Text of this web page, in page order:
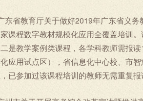
东省教育厅关于做好2019年广东省义
课程数字教材规模化应用全覆盖培训
是教学案例类课程，各学科教师需报
应用试点区），省信息化中心校、市
已参加过该课程培训的教师无需重复